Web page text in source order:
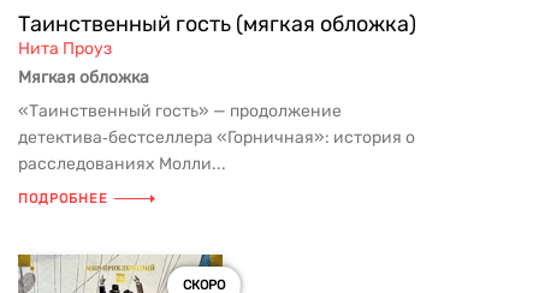
Таинственный гость (мягкая обложка)
Нита Проуз
Мягкая обложка
«Таинственный гость» — продолжение
детектива‑бестселлера «Горничная»: история о
расследованиях Молли...
ПОДРОБНЕЕ
СКОРО